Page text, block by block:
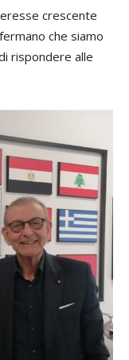
crescente
che siamo
rispondere alle